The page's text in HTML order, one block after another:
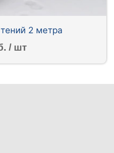
2 метра
/ шт